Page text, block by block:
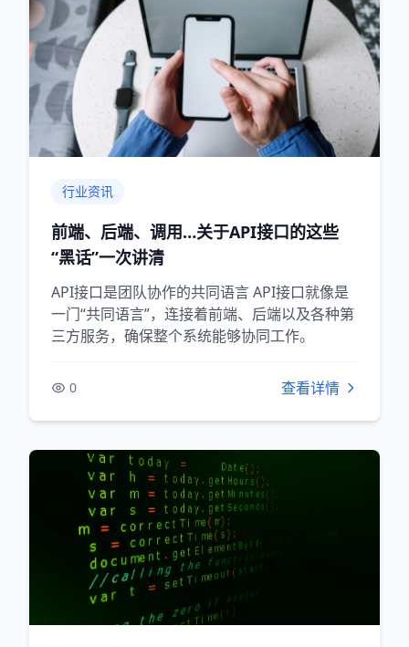
行业资讯
前端、后端、调用…关于API接口的这些
“黑话”一次讲清
API接口是团队协作的共同语言 API接口就像是
一门“共同语言”，连接着前端、后端以及各种第
三方服务，确保整个系统能够协同工作。
0 查看详情